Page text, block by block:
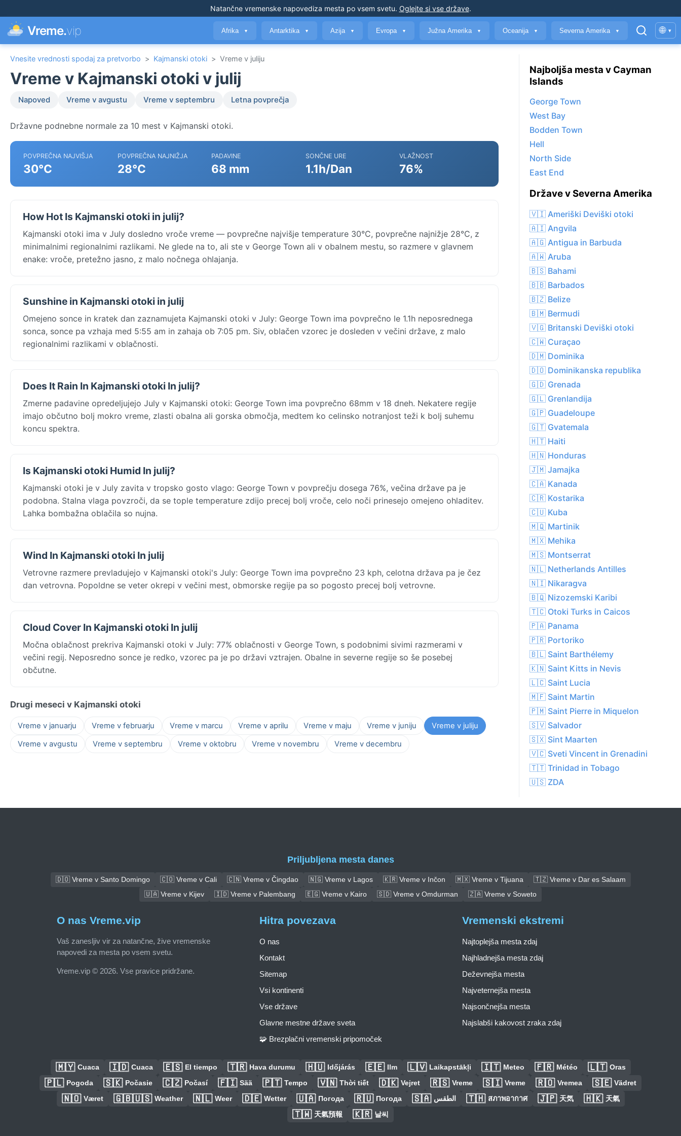
Natančne vremenske napovediza mesta po vsem svetu. Oglejte si vse države.
Vreme.vip Afrika ▼ Antarktika ▼ Azija ▼ Evropa ▼ Južna Amerika ▼ Oceanija ▼ Severna Amerika ▼ 🌐 ▾
Vnesite vrednosti spodaj za pretvorbo > Kajmanski otoki > Vreme v juliju
Vreme v Kajmanski otoki v julij
Napoved Vreme v avgustu Vreme v septembru Letna povprečja
Državne podnebne normale za 10 mest v Kajmanski otoki.
POVPREČNA NAJVIŠJA
30°C
POVPREČNA NAJNIŽJA
28°C
PADAVINE
68 mm
SONČNE URE
1.1h/Dan
VLAŽNOST
76%
How Hot Is Kajmanski otoki in julij?
Kajmanski otoki ima v July dosledno vroče vreme — povprečne najvišje temperature 30°C, povprečne najnižje 28°C, z
minimalnimi regionalnimi razlikami. Ne glede na to, ali ste v George Town ali v obalnem mestu, so razmere v glavnem
enake: vroče, pretežno jasno, z malo nočnega ohlajanja.
Sunshine in Kajmanski otoki in julij
Omejeno sonce in kratek dan zaznamujeta Kajmanski otoki v July: George Town ima povprečno le 1.1h neposrednega
sonca, sonce pa vzhaja med 5:55 am in zahaja ob 7:05 pm. Siv, oblačen vzorec je dosleden v večini države, z malo
regionalnimi razlikami v oblačnosti.
Does It Rain In Kajmanski otoki In julij?
Zmerne padavine opredeljujejo July v Kajmanski otoki: George Town ima povprečno 68mm v 18 dneh. Nekatere regije
imajo občutno bolj mokro vreme, zlasti obalna ali gorska območja, medtem ko celinsko notranjost teži k bolj suhemu
koncu spektra.
Is Kajmanski otoki Humid In julij?
Kajmanski otoki je v July zavita v tropsko gosto vlago: George Town v povprečju dosega 76%, večina države pa je
podobna. Stalna vlaga povzroči, da se tople temperature zdijo precej bolj vroče, celo noči prinesejo omejeno ohladitev.
Lahka bombažna oblačila so nujna.
Wind In Kajmanski otoki In julij
Vetrovne razmere prevladujejo v Kajmanski otoki's July: George Town ima povprečno 23 kph, celotna država pa je čez
dan vetrovna. Popoldne se veter okrepi v večini mest, obmorske regije pa so pogosto precej bolj vetrovne.
Cloud Cover In Kajmanski otoki In julij
Močna oblačnost prekriva Kajmanski otoki v July: 77% oblačnosti v George Town, s podobnimi sivimi razmerami v
večini regij. Neposredno sonce je redko, vzorec pa je po državi vztrajen. Obalne in severne regije so še posebej
občutne.
Drugi meseci v Kajmanski otoki
Vreme v januarju Vreme v februarju Vreme v marcu Vreme v aprilu Vreme v maju Vreme v juniju
Vreme v juliju
Vreme v avgustu
Vreme v septembru Vreme v oktobru Vreme v novembru Vreme v decembru
Najboljša mesta v Cayman
Islands
George Town
West Bay
Bodden Town
Hell
North Side
East End
Države v Severna Amerika
🇻🇮 Ameriški Deviški otoki
🇦🇮 Angvila
🇦🇬 Antigua in Barbuda
🇦🇼 Aruba
🇧🇸 Bahami
🇧🇧 Barbados
🇧🇿 Belize
🇧🇲 Bermudi
🇻🇬 Britanski Deviški otoki
🇨🇼 Curaçao
🇩🇲 Dominika
🇩🇴 Dominikanska republika
🇬🇩 Grenada
🇬🇱 Grenlandija
🇬🇵 Guadeloupe
🇬🇹 Gvatemala
🇭🇹 Haiti
🇭🇳 Honduras
🇯🇲 Jamajka
🇨🇦 Kanada
🇨🇷 Kostarika
🇨🇺 Kuba
🇲🇶 Martinik
🇲🇽 Mehika
🇲🇸 Montserrat
🇳🇱 Netherlands Antilles
🇳🇮 Nikaragva
🇧🇶 Nizozemski Karibi
🇹🇨 Otoki Turks in Caicos
🇵🇦 Panama
🇵🇷 Portoriko
🇧🇱 Saint Barthélemy
🇰🇳 Saint Kitts in Nevis
🇱🇨 Saint Lucia
🇲🇫 Saint Martin
🇵🇲 Saint Pierre in Miquelon
🇸🇻 Salvador
🇸🇽 Sint Maarten
🇻🇨 Sveti Vincent in Grenadini
🇹🇹 Trinidad in Tobago
🇺🇸 ZDA
Priljubljena mesta danes
🇩🇴 Vreme v Santo Domingo 🇨🇴 Vreme v Cali 🇨🇳 Vreme v Čingdao 🇳🇬 Vreme v Lagos 🇰🇷 Vreme v Inčon 🇲🇽 Vreme v Tijuana
🇹🇿 Vreme v Dar es Salaam
🇺🇦 Vreme v Kijev
🇮🇩 Vreme v Palembang 🇪🇬 Vreme v Kairo 🇸🇩 Vreme v Omdurman 🇿🇦 Vreme v Soweto
O nas Vreme.vip
Vaš zanesljiv vir za natančne, žive vremenske
napovedi za mesta po vsem svetu.
Vreme.vip © 2026. Vse pravice pridržane.
Hitra povezava
O nas
Kontakt
Sitemap
Vsi kontinenti
Vse države
Glavne mestne države sveta
🧩 Brezplačni vremenski pripomoček
Vremenski ekstremi
Najtoplejša mesta zdaj
Najhladnejša mesta zdaj
Deževnejša mesta
Najveternejša mesta
Najsončnejša mesta
Najslabši kakovost zraka zdaj
🇲🇾 Cuaca 🇮🇩 Cuaca 🇪🇸 El tiempo 🇹🇷 Hava durumu 🇭🇺 Időjárás 🇪🇪 Ilm 🇱🇻 Laikapstākļi 🇮🇹 Meteo 🇫🇷 Météo 🇱🇹 Oras
🇵🇱 Pogoda 🇸🇰 Počasie 🇨🇿 Počasí 🇫🇮 Sää 🇵🇹 Tempo 🇻🇳 Thời tiết 🇩🇰 Vejret 🇷🇸 Vreme 🇸🇮 Vreme 🇷🇴 Vremea 🇸🇪 Vädret
🇳🇴 Været 🇬🇧🇺🇸 Weather 🇳🇱 Weer 🇩🇪 Wetter 🇺🇦 Погода 🇷🇺 Погода 🇸🇦 الطقس 🇹🇭 สภาพอากาศ 🇯🇵 天気 🇭🇰 天氣
🇹🇼 天氣預報 🇰🇷 날씨